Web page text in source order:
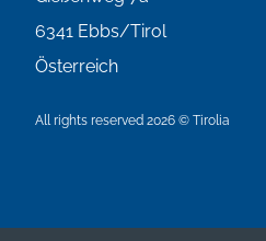
6341 Ebbs/Tirol
Österreich
All rights reserved 2026 © Tirolia